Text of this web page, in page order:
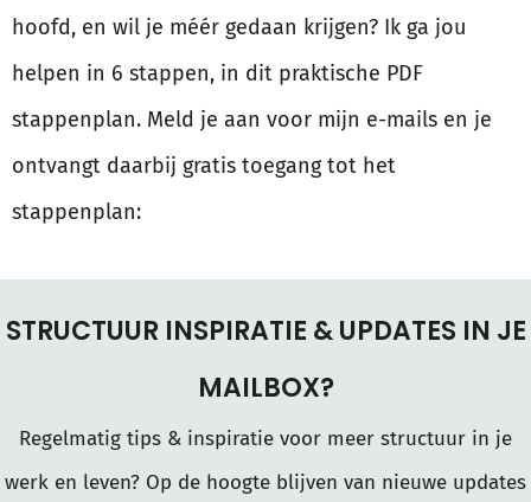
hoofd, en wil je méér gedaan krijgen? Ik ga jou
helpen in 6 stappen, in dit praktische PDF
stappenplan. Meld je aan voor mijn e-mails en je
ontvangt daarbij gratis toegang tot het
stappenplan:
STRUCTUUR INSPIRATIE & UPDATES IN JE
MAILBOX?
Regelmatig tips & inspiratie voor meer structuur in je
werk en leven? Op de hoogte blijven van nieuwe updates